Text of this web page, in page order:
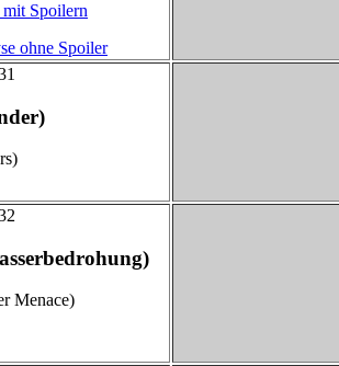
Spoilern
ohne Spoiler
Menace)